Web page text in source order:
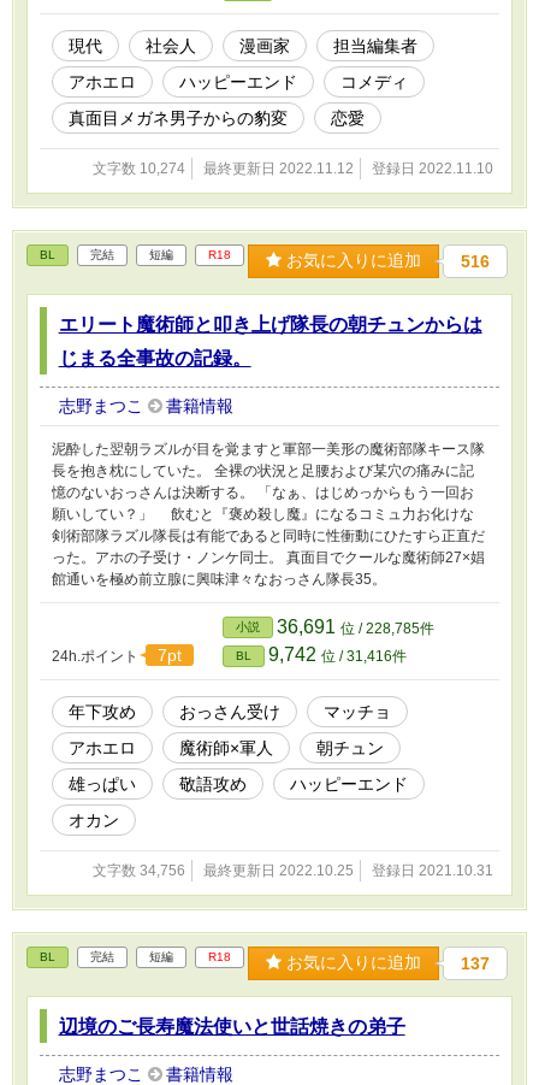
現代 社会人 漫画家
担当編集者
アホエロ
ハッピーエンド
コメディ
真面目メガネ男子からの豹変
恋愛
文字数 10,274 最終更新日 2022.11.12 登録日 2022.11.10
BL 完結 短編 R18 お気に入りに追加 516
エリート魔術師と叩き上げ隊長の朝チュンからは
じまる全事故の記録。
志野まつこ 書籍情報
泥酔した翌朝ラズルが目を覚ますと軍部一美形の魔術部隊キース隊
長を抱き枕にしていた。 全裸の状況と足腰および某穴の痛みに記
憶のないおっさんは決断する。 「なぁ、はじめっからもう一回お
願いしてい？」 飲むと『褒め殺し魔』になるコミュ力お化けな
剣術部隊ラズル隊長は有能であると同時に性衝動にひたすら正直だ
った。アホの子受け・ノンケ同士。 真面目でクールな魔術師27×娼
館通いを極め前立腺に興味津々なおっさん隊長35。
24h.ポイント 7pt
小説 36,691 位 / 228,785件
BL 9,742 位 / 31,416件
年下攻め おっさん受け
マッチョ
アホエロ
魔術師×軍人
朝チュン
雄っぱい
敬語攻め
ハッピーエンド
オカン
文字数 34,756 最終更新日 2022.10.25 登録日 2021.10.31
BL 完結 短編 R18 お気に入りに追加 137
辺境のご長寿魔法使いと世話焼きの弟子
志野まつこ 書籍情報